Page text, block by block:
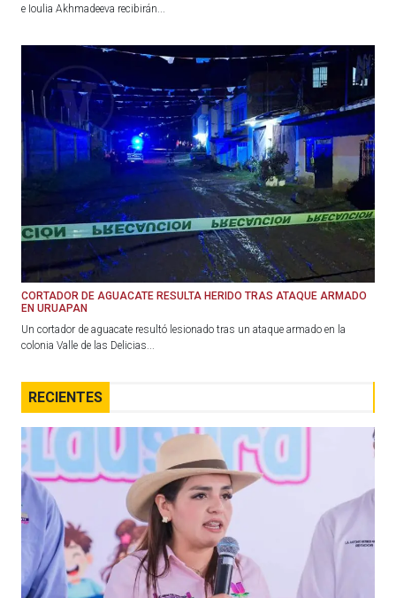
e Ioulia Akhmadeeva recibirán...
CORTADOR DE AGUACATE RESULTA HERIDO TRAS ATAQUE ARMADO
EN URUAPAN
Un cortador de aguacate resultó lesionado tras un ataque armado en la
colonia Valle de las Delicias...
RECIENTES